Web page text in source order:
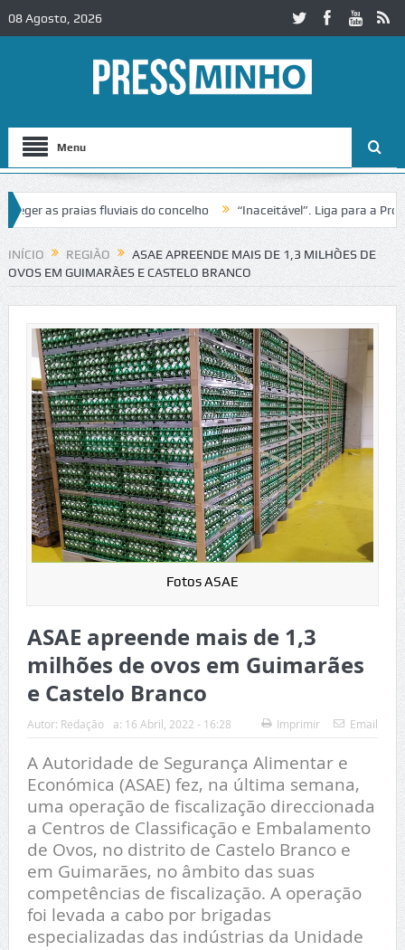
08 Agosto, 2026
Menu
as praias fluviais do concelho “Inaceitável”. Liga para a
de trânsito no IC2 em Alcobaça Igreja do Castelo de
INÍCIO REGIÃO
ASAE APREENDE MAIS DE 1,3 MILHÕES DE
OVOS EM GUIMARÃES E CASTELO BRANCO
Fotos ASAE
ASAE apreende mais de 1,3
milhões de ovos em Guimarães
e Castelo Branco
Autor: Redação a: 16 Abril, 2022 - 16:28 Imprimir Email
A Autoridade de Segurança Alimentar e
Económica (ASAE) fez, na última semana,
uma operação de fiscalização direccionada
a Centros de Classificação e Embalamento
de Ovos, no distrito de Castelo Branco e
em Guimarães, no âmbito das suas
competências de fiscalização. A operação
foi levada a cabo por brigadas
especializadas das indústrias da Unidade